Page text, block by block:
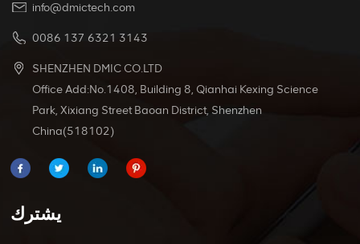
info@dmictech.com
0086 137 6321 3143
SHENZHEN DMIC CO.LTD
Office Add:No.1408, Building 8, Qianhai Kexing Science
Park, Xixiang Street Baoan District, Shenzhen
China(518102)
يشترك